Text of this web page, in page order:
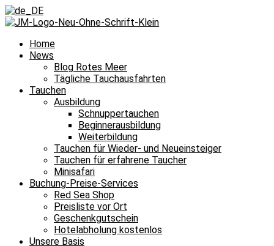
Home
News
Blog Rotes Meer
Tägliche Tauchausfahrten
Tauchen
Ausbildung
Schnuppertauchen
Beginnerausbildung
Weiterbildung
Tauchen für Wieder- und Neueinsteiger
Tauchen für erfahrene Taucher
Minisafari
Buchung-Preise-Services
Red Sea Shop
Preisliste vor Ort
Geschenkgutschein
Hotelabholung kostenlos
Unsere Basis